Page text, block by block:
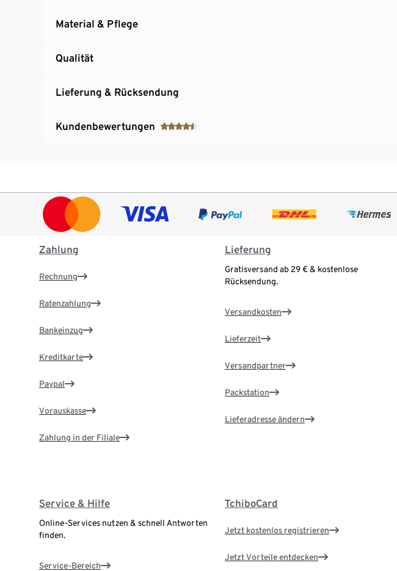
Material & Pflege
Qualität
Lieferung & Rücksendung
Kundenbewertungen
Zahlung
Rechnung
Ratenzahlung
Bankeinzug
Kreditkarte
Paypal
Vorauskasse
Zahlung in der Filiale
Lieferung
Gratisversand ab 29 € & kostenlose
Rücksendung.
Versandkosten
Lieferzeit
Versandpartner
Packstation
Lieferadresse ändern
Service & Hilfe
Online-Services nutzen & schnell Antworten
finden.
Service-Bereich
TchiboCard
Jetzt kostenlos registrieren
Jetzt Vorteile entdecken